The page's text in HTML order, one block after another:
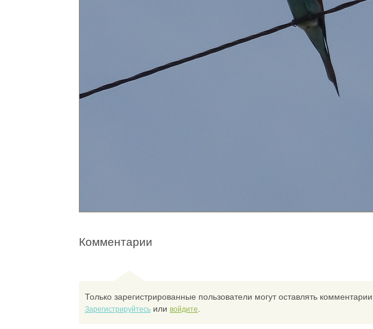
Комментарии
Только зарегистрированные пользователи могут оставлять комментарии.
Зарегистрируйтесь или войдите